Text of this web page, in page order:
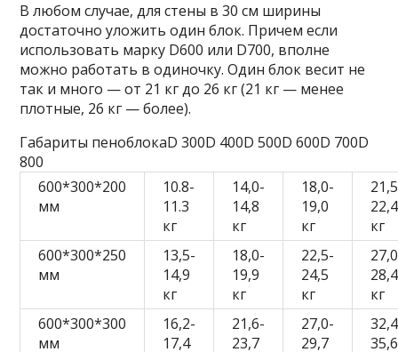
В любом случае, для стены в 30 см ширины
достаточно уложить один блок. Причем если
использовать марку D600 или D700, вполне
можно работать в одиночку. Один блок весит не
так и много — от 21 кг до 26 кг (21 кг — менее
плотные, 26 кг — более).
Габариты пеноблокаD 300D 400D 500D 600D 700D
800
600*300*200
мм
10.8-
11.3
кг
14,0-
14,8
кг
18,0-
19,0
кг
22,4
кг
600*300*250
мм
13,5-
14,9
кг
18,0-
19,9
кг
22,5-
24,5
кг
28,4
кг
600*300*300
мм
16,2-
17,4
21,6-
23,7
27,0-
29,7
35,6